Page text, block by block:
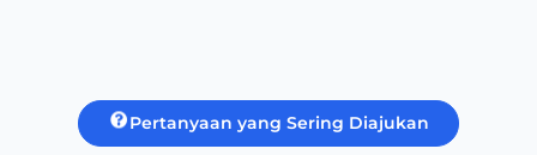
Pertanyaan yang Sering Diajukan